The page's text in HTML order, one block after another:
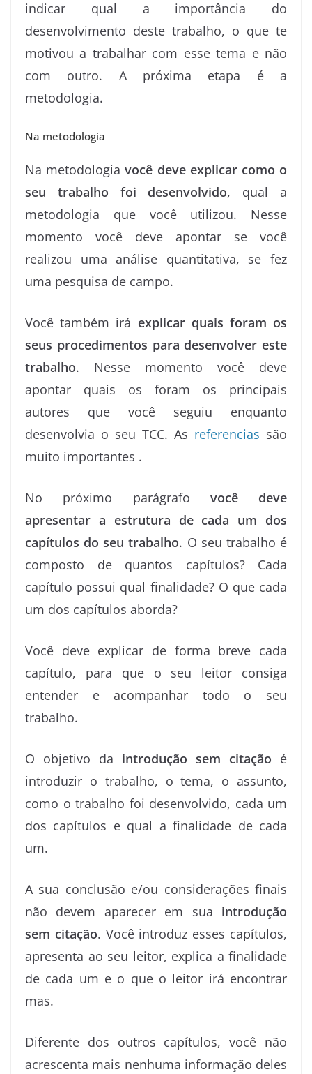
indicar qual a importância do
desenvolvimento deste trabalho, o que te
motivou a trabalhar com esse tema e não
com outro. A próxima etapa é a
metodologia.
Na metodologia
Na metodologia você deve explicar como o
seu trabalho foi desenvolvido, qual a
metodologia que você utilizou. Nesse
momento você deve apontar se você
realizou uma análise quantitativa, se fez
uma pesquisa de campo.
Você também irá explicar quais foram os
seus procedimentos para desenvolver este
trabalho. Nesse momento você deve
apontar quais os foram os principais
autores que você seguiu enquanto
desenvolvia o seu TCC. As referencias são
muito importantes .
No próximo parágrafo você deve
apresentar a estrutura de cada um dos
capítulos do seu trabalho. O seu trabalho é
composto de quantos capítulos? Cada
capítulo possui qual finalidade? O que cada
um dos capítulos aborda?
Você deve explicar de forma breve cada
capítulo, para que o seu leitor consiga
entender e acompanhar todo o seu
trabalho.
O objetivo da introdução sem citação é
introduzir o trabalho, o tema, o assunto,
como o trabalho foi desenvolvido, cada um
dos capítulos e qual a finalidade de cada
um.
A sua conclusão e/ou considerações finais
não devem aparecer em sua introdução
sem citação. Você introduz esses capítulos,
apresenta ao seu leitor, explica a finalidade
de cada um e o que o leitor irá encontrar
mas.
Diferente dos outros capítulos, você não
acrescenta mais nenhuma informação deles